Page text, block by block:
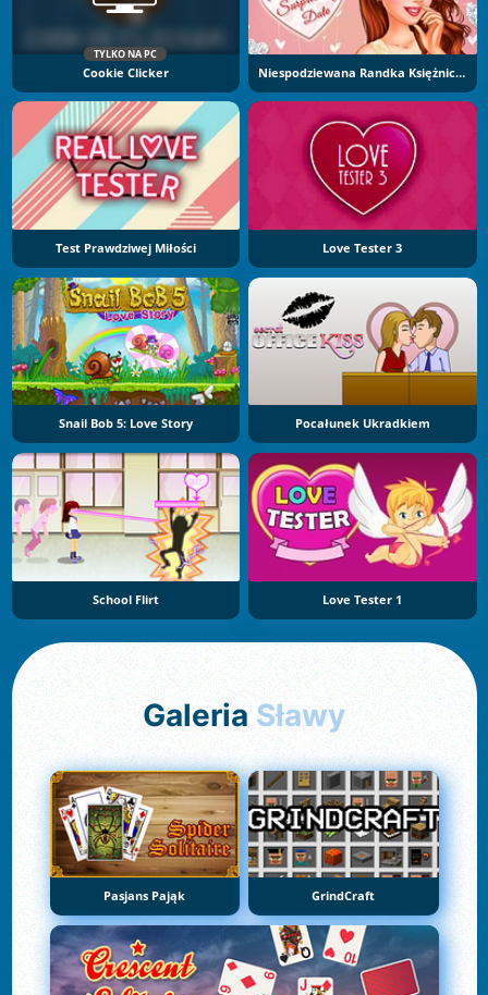
TYLKO NA PC
Cookie Clicker Niespodziewana Randka Księżniczki
Test Prawdziwej Miłości Love Tester 3
Snail Bob 5: Love Story Pocałunek Ukradkiem
School Flirt Love Tester 1
Galeria Sławy
Pasjans Pająk GrindCraft